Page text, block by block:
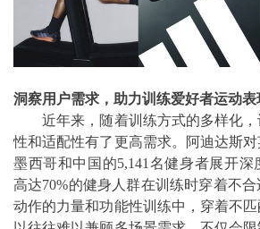
洞察用户需求 ，助力训练爱好者运动表
近年来，随着训练方式的多样化，
性和适配性有了更高需求。阿迪达斯对
墨西哥和中国的5,141名健身者展开深
高达70%的健身人群在训练时穿着不
动作的力量和功能性训练中，穿着不